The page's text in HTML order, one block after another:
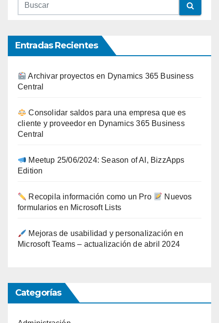
Entradas Recientes
Archivar proyectos en Dynamics 365 Business
Central
Consolidar saldos para una empresa que es
cliente y proveedor en Dynamics 365 Business
Central
Meetup 25/06/2024: Season of AI, BizzApps
Edition
Recopila información como un Pro
Nuevos
formularios en Microsoft Lists
Mejoras de usabilidad y personalización en
Microsoft Teams – actualización de abril 2024
Categorías